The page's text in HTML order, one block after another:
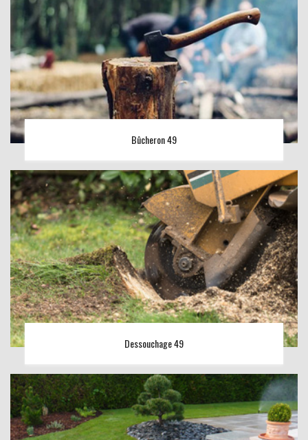
Bûcheron 49
Dessouchage 49